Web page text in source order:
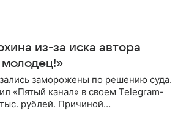
из-за иска автора
заморожены по решению суда.
«Пятый канал» в своем Telegram-
рублей. Причиной